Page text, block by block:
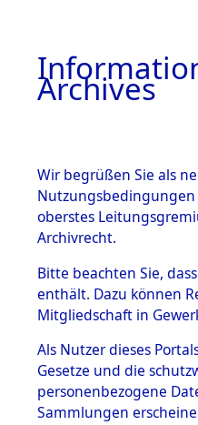
BESTÄNDE
1.
mente
5. Verschiedenes
5.3
Todesmärsche
Archives
Wir begrüßen Sie als
Nutzungsbedingungen
oberstes
Archivrecht.
Bitte beachten Sie,
enthält. Dazu können
Mitgliedschaft in
Als Nutzer dieses
Gesetze und die
personenbezogene
Sammlungen